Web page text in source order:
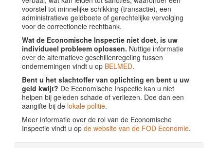
voorstel tot minnelijke schikking (transactie), een
administratieve geldboete of gerechtelijke vervolging
voor de correctionele rechtbank.
Wat de Economische Inspectie niet doet, is uw
individueel probleem oplossen. Nuttige informatie
over de alternatieve geschillenregeling tussen
ondernemingen vindt u op BELMED.
Bent u het slachtoffer van oplichting en bent u uw
geld kwijt? De Economische Inspectie kan u niet
helpen bij geleden schade of verliezen. Doe dan een
aangifte bij de lokale politie.
Meer informatie over de rol van de Economische
Inspectie vindt u op de website van de FOD Economie.